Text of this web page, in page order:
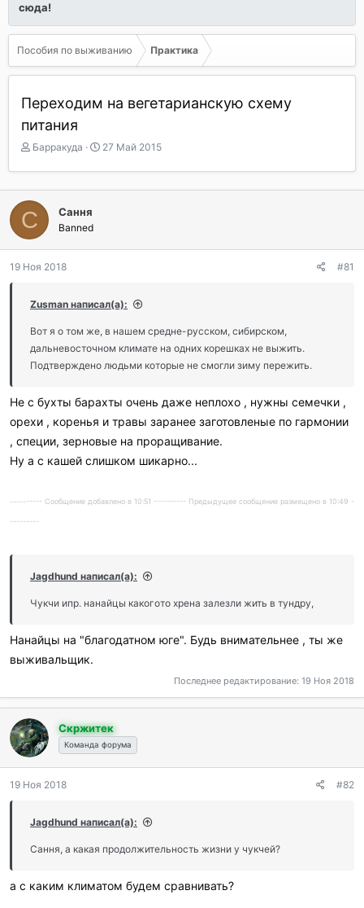
сюда!
Пособия по выживанию Практика
Переходим на вегетарианскую схему
питания
А
т
о
р
т
м
ы
Барракуда
Д
т
а
а
27 Май 2015
С Сання
Banned
19 Ноя 2018 #81
Zusman написал(а):
Вот я о том же, в нашем средне-русском, сибирском,
дальневосточном климате на одних корешках не выжить.
Подтверждено людьми которые не смогли зиму пережить.
Не с бухты барахты очень даже неплохо , нужны семечки ,
орехи , коренья и травы заранее заготовленые по гармонии
, специи, зерновые на проращивание.
Ну а с кашей слишком шикарно...
---------- Сообщение добавлено в 10:51 ---------- Предыдущее сообщение размещено в 10:49 -
---------
Jagdhund написал(а):
Чукчи ипр. нанайцы какогото хрена залезли жить в тундру,
Нанайцы на "благодатном юге". Будь внимательнее , ты же
выживальщик.
Последнее редактирование: 19 Ноя 2018
Скржитек
Команда форума
19 Ноя 2018 #82
Jagdhund написал(а):
Сання, а какая продолжительность жизни у чукчей?
а с каким климатом будем сравнивать?